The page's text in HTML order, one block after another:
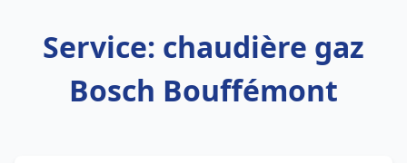
Service: chaudière gaz
Bosch Bouffémont